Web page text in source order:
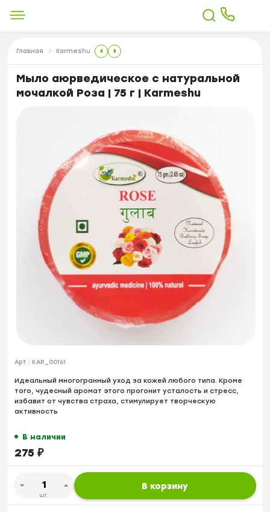
Главная Karmeshu
Мыло аюрведическое с натуральной
мочалкой Роза | 75 г | Karmeshu
Арт.: KAR_00161
Идеальный многогранный уход за кожей любого типа. Кроме
того, чудесный аромат этого прогонит усталость и стресс,
избавит от чувства страха, стимулирует творческую
активность
В наличии
275 ₽
шт.
В корзину